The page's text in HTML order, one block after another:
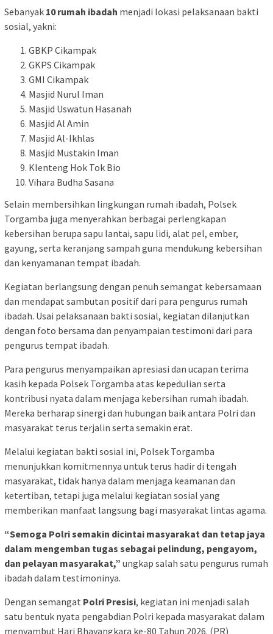
Sebanyak 10 rumah ibadah menjadi lokasi pelaksanaan bakti
sosial, yakni:
GBKP Cikampak
GKPS Cikampak
GMI Cikampak
Masjid Nurul Iman
Masjid Uswatun Hasanah
Masjid Al Amin
Masjid Al-Ikhlas
Masjid Mustakin Iman
Klenteng Hok Tok Bio
Vihara Budha Sasana
Selain membersihkan lingkungan rumah ibadah, Polsek
Torgamba juga menyerahkan berbagai perlengkapan
kebersihan berupa sapu lantai, sapu lidi, alat pel, ember,
gayung, serta keranjang sampah guna mendukung kebersihan
dan kenyamanan tempat ibadah.
Kegiatan berlangsung dengan penuh semangat kebersamaan
dan mendapat sambutan positif dari para pengurus rumah
ibadah. Usai pelaksanaan bakti sosial, kegiatan dilanjutkan
dengan foto bersama dan penyampaian testimoni dari para
pengurus tempat ibadah.
Para pengurus menyampaikan apresiasi dan ucapan terima
kasih kepada Polsek Torgamba atas kepedulian serta
kontribusi nyata dalam menjaga kebersihan rumah ibadah.
Mereka berharap sinergi dan hubungan baik antara Polri dan
masyarakat terus terjalin serta semakin erat.
Melalui kegiatan bakti sosial ini, Polsek Torgamba
menunjukkan komitmennya untuk terus hadir di tengah
masyarakat, tidak hanya dalam menjaga keamanan dan
ketertiban, tetapi juga melalui kegiatan sosial yang
memberikan manfaat langsung bagi masyarakat lintas agama.
“Semoga Polri semakin dicintai masyarakat dan tetap jaya
dalam mengemban tugas sebagai pelindung, pengayom,
dan pelayan masyarakat,” ungkap salah satu pengurus rumah
ibadah dalam testimoninya.
Dengan semangat Polri Presisi, kegiatan ini menjadi salah
satu bentuk nyata pengabdian Polri kepada masyarakat dalam
menyambut Hari Bhayangkara ke-80 Tahun 2026. (PR)